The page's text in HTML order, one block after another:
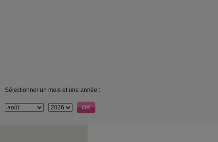
Sélectionner un mois et une année :